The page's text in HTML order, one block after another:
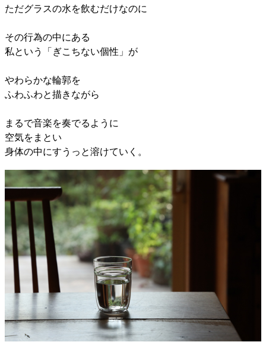
ただグラスの水を飲むだけなのに
その行為の中にある
私という「ぎこちない個性」が
やわらかな輪郭を
ふわふわと描きながら
まるで音楽を奏でるように
空気をまとい
身体の中にすうっと溶けていく。